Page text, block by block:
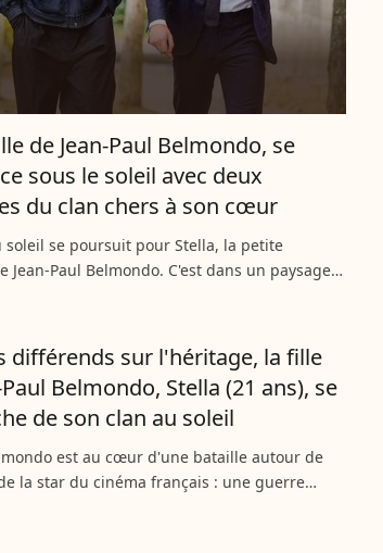
de Jean-Paul Belmondo, se
sous le soleil avec deux
du clan chers à son cœur
soleil se poursuit pour Stella, la petite
Jean-Paul Belmondo. C'est dans un paysage
la jeune femme âgée de 21 ans profite
différends sur l'héritage, la fille
Paul Belmondo, Stella (21 ans), se
de son clan au soleil
est au cœur d'une bataille autour de
la star du cinéma français : une guerre
Florence et Stella, les deux filles de